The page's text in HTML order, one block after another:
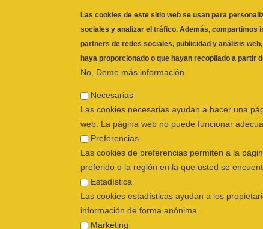
PÁGINAS 1 2
volver
Las cookies de este sitio web se usan para
sociales y analizar el tráfico. Además, compartimos
partners de redes sociales, publicidad y análisis
haya proporcionado o que hayan recopilado a partir
No, Deme más información
Necesarias
Las cookies necesarias ayudan a hacer una
web. La página web no puede funcionar
Preferencias
Las cookies de preferencias permiten a la
preferido o la región en la que usted se
Estadística
Las cookies estadísticas ayudan a los
información de forma anónima.
Marketing